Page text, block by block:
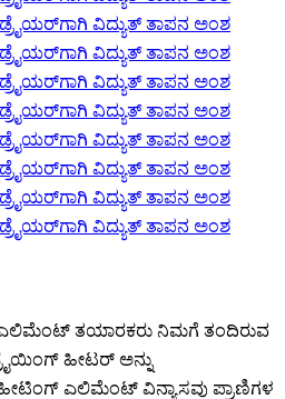
ಎಲಿಮೆಂಟ್ ತಯಾರಕರು ನಿಮಗೆ ತಂದಿರುವ
ಹೀಟರ್ ಅನ್ನು
ಎಲಿಮೆಂಟ್ ವಿನ್ಯಾಸವು ಪ್ರಾಣಿಗಳ